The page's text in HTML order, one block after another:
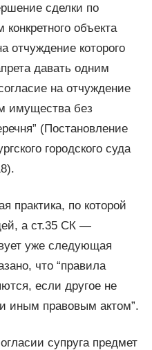
сделки по
объекта
отчуждение которого
давать одним
на отчуждение
имущества без
(Постановление
городского суда
практика, по которой
а ст.35 СК —
уже следующая
что “правила
если другое не
иным правовым актом”.
супруга предмет